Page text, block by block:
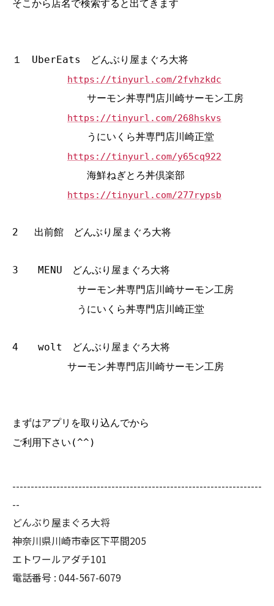
そこから店名で検索すると出てきます
１ UberEats どんぶり屋まぐろ大将
https://tinyurl.com/2fvhzkdc
サーモン丼専門店川崎サーモン工房
https://tinyurl.com/268hskvs
うにいくら丼専門店川崎正堂
https://tinyurl.com/y65cq922
海鮮ねぎとろ丼倶楽部
https://tinyurl.com/277rypsb
2 出前館 どんぶり屋まぐろ大将
3 MENU どんぶり屋まぐろ大将
サーモン丼専門店川崎サーモン工房
うにいくら丼専門店川崎正堂
4 wolt どんぶり屋まぐろ大将
サーモン丼専門店川崎サーモン工房
まずはアプリを取り込んでから
ご利用下さい(^^)
--------------------------------------------------------------------
--
どんぶり屋まぐろ大将
神奈川県川崎市幸区下平間205
エトワールアダチ101
電話番号 : 044-567-6079